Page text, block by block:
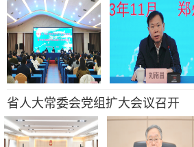
省人大常委会党组扩大会议召开